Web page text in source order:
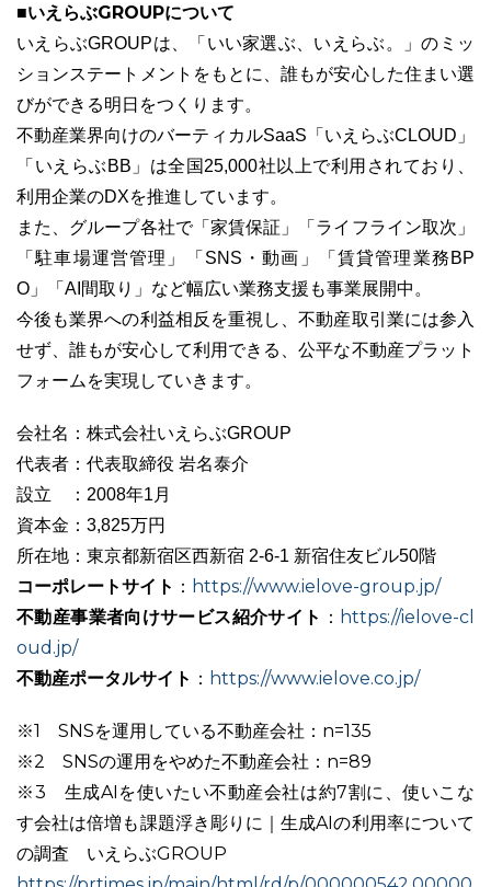
■いえらぶGROUPについて
いえらぶGROUPは、「いい家選ぶ、いえらぶ。」のミッ
ションステートメントをもとに、誰もが安心した住まい選
びができる明日をつくります。
不動産業界向けのバーティカルSaaS「いえらぶCLOUD」
「いえらぶBB」は全国25,000社以上で利用されており、
利用企業のDXを推進しています。
また、グループ各社で「家賃保証」「ライフライン取次」
「駐車場運営管理」「SNS・動画」「賃貸管理業務BP
O」「AI間取り」など幅広い業務支援も事業展開中。
今後も業界への利益相反を重視し、不動産取引業には参入
せず、誰もが安心して利用できる、公平な不動産プラット
フォームを実現していきます。
会社名：株式会社いえらぶGROUP
代表者：代表取締役 岩名泰介
設立 ：2008年1月
資本金：3,825万円
所在地：東京都新宿区西新宿 2-6-1 新宿住友ビル50階
コーポレートサイト ： https://www.ielove-group.jp/
不動産事業者向けサービス紹介サイト
： https://ielove-cl
oud.jp/
不動産ポータルサイト ： https://www.ielove.co.jp/
※1 SNSを運用している不動産会社：n=135
※2 SNSの運用をやめた不動産会社：n=89
※3 生成AIを使いたい不動産会社は約7割に、使いこな
す会社は倍増も課題浮き彫りに｜生成AIの利用率について
の調査 いえらぶGROUP